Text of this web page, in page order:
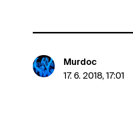
Murdoc
17. 6. 2018, 17:01